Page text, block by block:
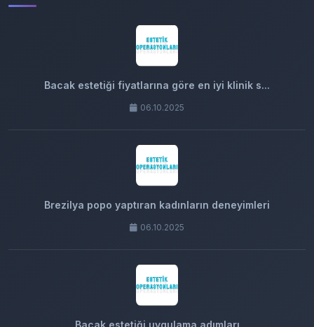
Bacak estetiği fiyatlarına göre en iyi klinik s...
06.10.2025
Brezilya popo yaptıran kadınların deneyimleri
06.10.2025
Bacak estetiği uygulama adımları